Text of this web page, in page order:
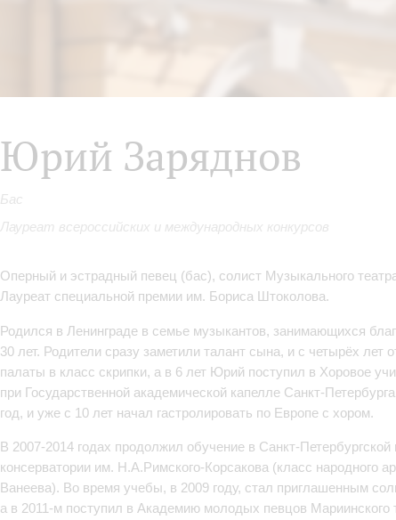
Юрий Заряднов
Бас
Лауреат всероссийских и международных конкурсов
Оперный и эстрадный певец (бас), солист Музыкального
Лауреат специальной премии им. Бориса Штоколова.
Родился в Ленинграде в семье музыкантов, занимающихся
30 лет. Родители сразу заметили талант сына, и с четырёх лет
палаты в класс скрипки, а в 6 лет Юрий поступил в Хоровое
при Государственной академической капелле Санкт-
год, и уже с 10 лет начал гастролировать по Европе с хором.
В 2007-2014 годах продолжил обучение в Санкт-Петербургской
консерватории им. Н.А.Римского-Корсакова (класс народного
Ванеева). Во время учебы, в 2009 году, стал приглашенным
а в 2011-м поступил в Академию молодых певцов Мариинского